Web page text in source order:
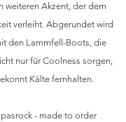
weiteren Akzent, der dem
verleiht. Abgerundet wird
den Lammfell-Boots, die
nur für Coolness sorgen,
Kälte fernhalten.
- made to order